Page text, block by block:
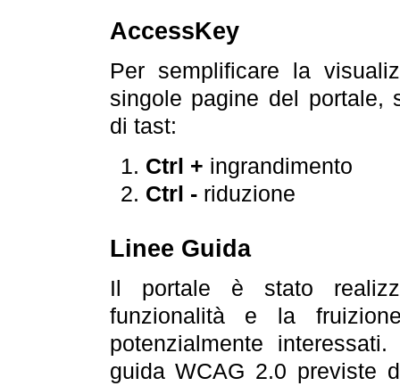
AccessKey
Per semplificare la
singole pagine del portale,
di tast:
Ctrl + ingrandimento
Ctrl -riduzione
Linee Guida
Il portale è stato
funzionalità e la
potenzialmente
guida WCAG 2.0 previste